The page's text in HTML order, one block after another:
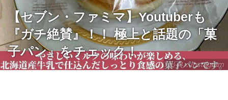
出典：Instagram
【セブン・ファミマ】Youtuberも
『ガチ絶賛』！！ 極上と話題の「菓
子パン」をチェック！